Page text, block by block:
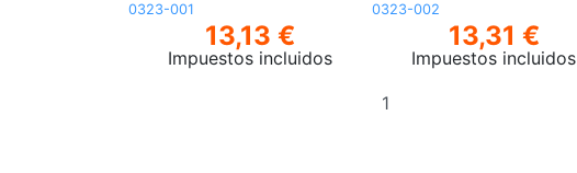
0323-001
13,13 €
Impuestos incluidos
0323-002
13,31 €
Impuestos incluidos